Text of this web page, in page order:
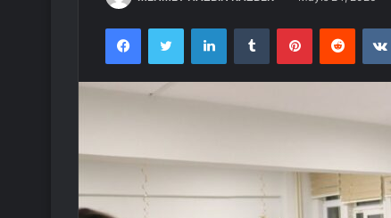
FacebookTwitter LinkedInTumblr PinterestReddit